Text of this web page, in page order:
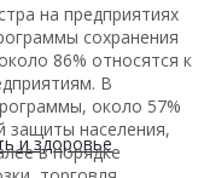
и здоровье
на предприятиях
сохранения
86% относятся к
В
около 57%
защиты населения,
в порядке